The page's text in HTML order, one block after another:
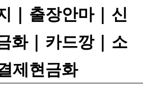
| 출장안마 | 신
화 | 카드깡 | 소
제현금화